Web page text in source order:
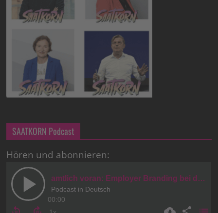
SAATKORN Podcast
Hören und abonnieren: